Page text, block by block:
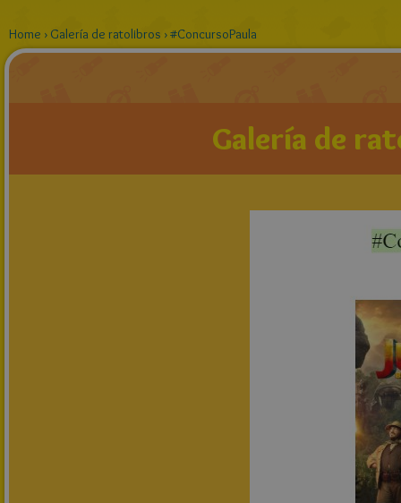
Home › Galería de ratolibros ›#ConcursoPaula
Galería de